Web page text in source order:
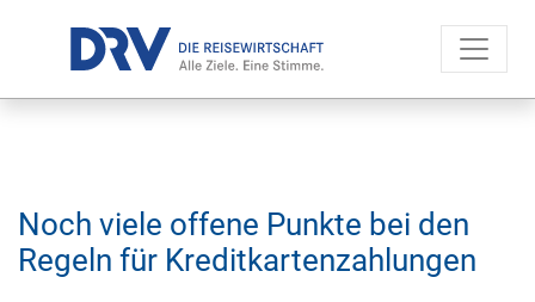
Noch viele offene Punkte bei den
Regeln für Kreditkartenzahlungen